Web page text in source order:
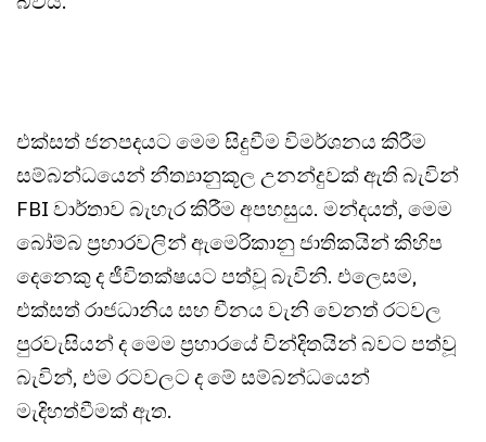
එක්සත් ජනපදයට මෙම සිදුවීම විමර්ශනය කිරීම
සම්බන්ධයෙන් නීත්‍යානුකූල උනන්දුවක් ඇති බැවින්
FBI වාර්තාව බැහැර කිරීම අපහසුය. මන්දයත්, මෙම
බෝම්බ ප්‍රහාරවලින් ඇමෙරිකානු ජාතිකයින් කිහිප
දෙනෙකු ද ජීවිතක්ෂයට පත්වූ බැවිනි. එලෙසම,
එක්සත් රාජධානිය සහ චීනය වැනි වෙනත් රටවල
පුරවැසියන් ද මෙම ප්‍රහාරයේ වින්දිතයින් බවට පත්වූ
බැවින්, එම රටවලට ද මේ සම්බන්ධයෙන්
මැදිහත්වීමක් ඇත.